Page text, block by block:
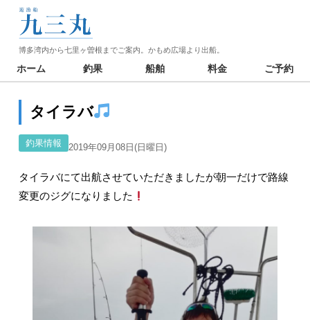
博多湾内から七里ヶ曽根までご案内。かもめ広場より出船。
ホーム 釣果 船舶 料金 ご予約
タイラバ
釣果情報 2019年09月08日(日曜日)
タイラバにて出航させていただきましたが朝一だけで路線
変更のジグになりました